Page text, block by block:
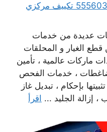
فني تكييف وتبريد الرميثية 55560390 تكييف مركزي
عديدة من خدمات
قطع الغيار و المحلقات
ماركات عالمية ، تأمين
، خدمات الفحص
بإحكام ، تبديل غاز
إزالة الجليد ... اقرأ